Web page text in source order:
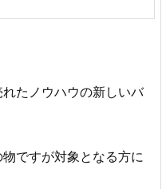
たノウハウの新しいバ
ですが対象となる方に